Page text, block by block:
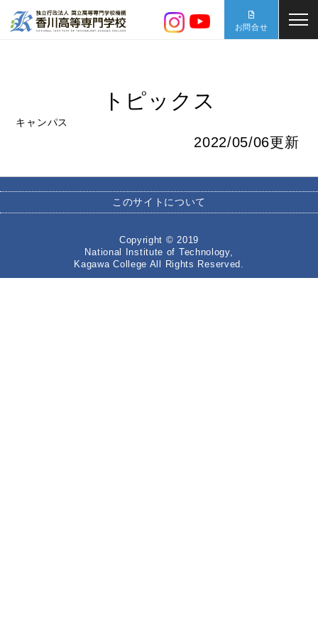
お問合せ
トピックス
キャンパス
2022/05/06更新
このサイトについて
Copyright © 2019
National Institute of Technology,
Kagawa College All Rights Reserved.